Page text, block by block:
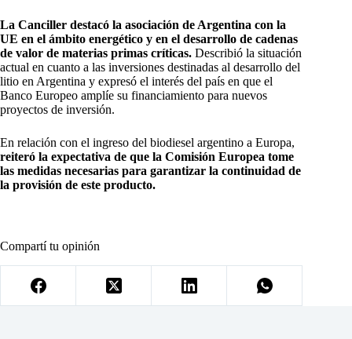
La Canciller destacó la asociación de Argentina con la
UE en el ámbito energético y en el desarrollo de cadenas
de valor de materias primas críticas. Describió la situación
actual en cuanto a las inversiones destinadas al desarrollo del
litio en Argentina y expresó el interés del país en que el
Banco Europeo amplíe su financiamiento para nuevos
proyectos de inversión.
En relación con el ingreso del biodiesel argentino a Europa,
reiteró la expectativa de que la Comisión Europea tome
las medidas necesarias para garantizar la continuidad de
la provisión de este producto.
Compartí tu opinión